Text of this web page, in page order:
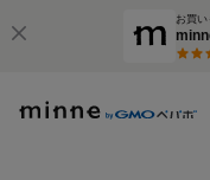
お買